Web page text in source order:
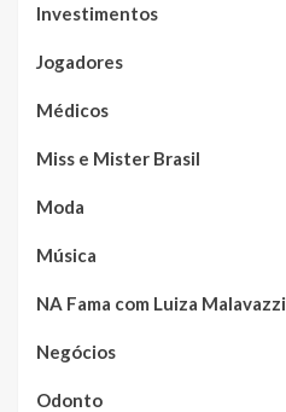
Investimentos
Jogadores
Médicos
Miss e Mister Brasil
Moda
Música
NA Fama com Luiza Malavazzi
Negócios
Odonto